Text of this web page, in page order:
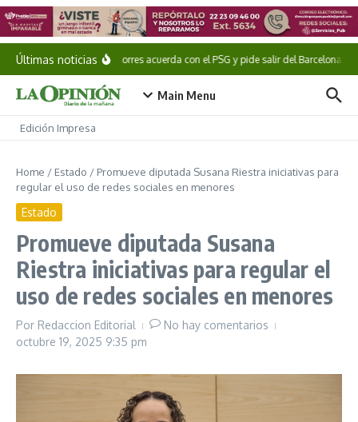
Saltar al contenido
Últimas noticiasFerran Torres acuerda con el PSG y pide salir del Barcelona
Main Menu
Edición Impresa
Home / Estado / Promueve diputada Susana Riestra iniciativas para
regular el uso de redes sociales en menores
Estado
Promueve diputada Susana
Riestra iniciativas para regular el
uso de redes sociales en menores
Por Redaccion Editorial
No hay comentarios
octubre 19, 2025 9:35 pm